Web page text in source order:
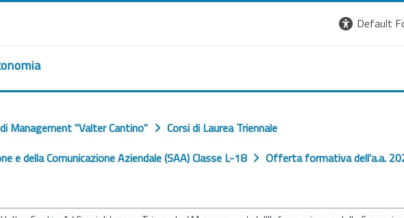
Default
Management "Valter Cantino"
Corsi di Laurea Triennale
e della Comunicazione Aziendale (SAA) Classe L-18
Offerta formativa dell'a.a.